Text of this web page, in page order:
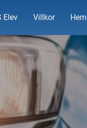
Elev Villkor Hem